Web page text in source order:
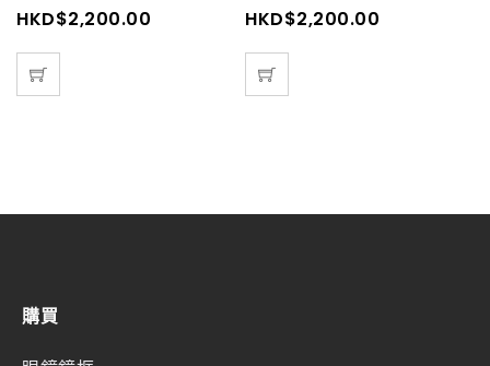
HKD$2,200.00
HKD$2,200.00
購買